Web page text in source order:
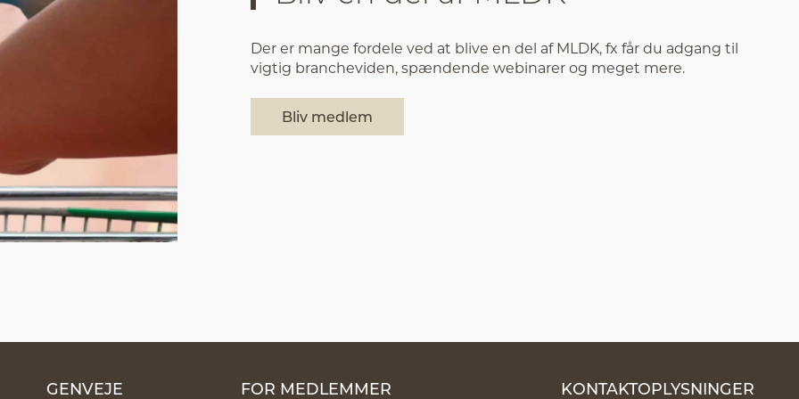
Der er mange fordele ved at blive en del af MLDK, fx får du adgang til
vigtig brancheviden, spændende webinarer og meget mere.
Bliv medlem
GENVEJE FOR MEDLEMMER KONTAKTOPLYSNINGER